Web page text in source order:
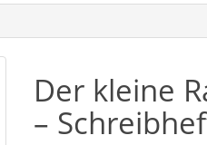
Der kleine
–